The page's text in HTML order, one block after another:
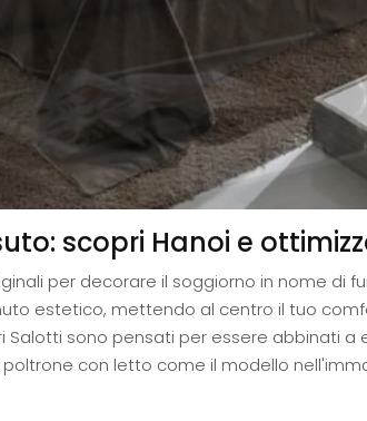
scopri Hanoi e
per decorare il soggiorno in nome di
estetico, mettendo al centro il tuo
sono pensati per essere abbinati
con letto come il modello